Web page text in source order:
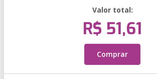
Valor total:
R$ 51,61
Comprar